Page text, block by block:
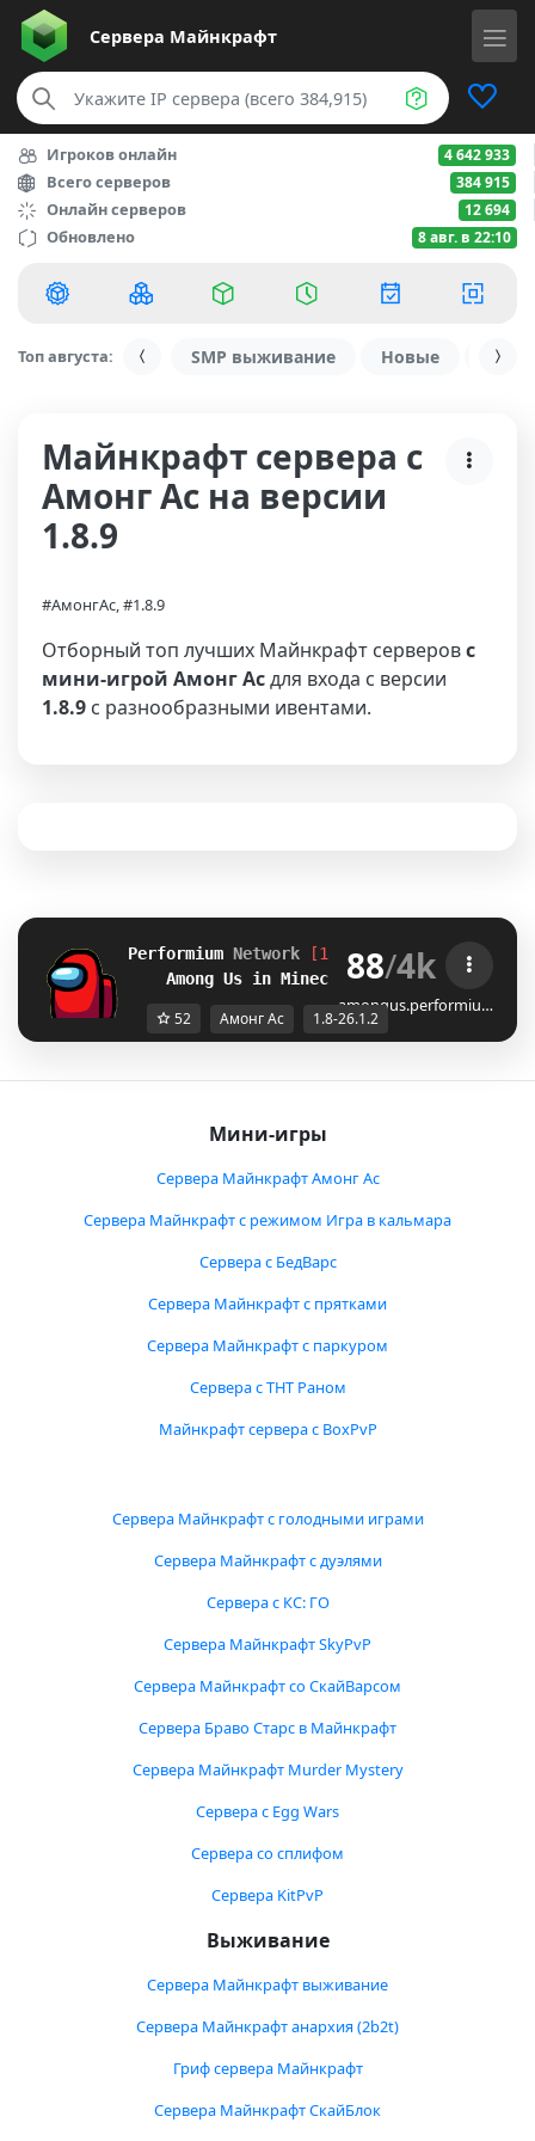
Сервера Майнкрафт
Игроков онлайн 4 642 933
Всего серверов 384 915
Онлайн серверов 12 694
Обновлено 8 авг. в 22:10
Топ августа: SMP выживание Новые С
Майнкрафт сервера с
Амонг Ас на версии
1.8.9
#АмонгАс, #1.8.9
Отборный топ лучших Майнкрафт серверовс
мини-игрой Амонг Асдля входа с версии
1.8.9 с разнообразными ивентами.
Performium Network [1.8-26.1.2]
NEW
Among Us in Minecraft88/4k
amongus.performiu…
52 Амонг Ас 1.8-26.1.2
Мини-игры
Сервера Майнкрафт Амонг Ас
Сервера Майнкрафт с режимом Игра в кальмара
Сервера с БедВарс
Сервера Майнкрафт с прятками
Сервера Майнкрафт с паркуром
Сервера с ТНТ Раном
Майнкрафт сервера с BoxPvP
Сервера Майнкрафт с голодными играми
Сервера Майнкрафт с дуэлями
Сервера с КС: ГО
Сервера Майнкрафт SkyPvP
Сервера Майнкрафт со СкайВарсом
Сервера Браво Старс в Майнкрафт
Сервера Майнкрафт Murder Mystery
Сервера с Egg Wars
Сервера со сплифом
Сервера KitPvP
Выживание
Сервера Майнкрафт выживание
Сервера Майнкрафт анархия (2b2t)
Гриф сервера Майнкрафт
Сервера Майнкрафт СкайБлок